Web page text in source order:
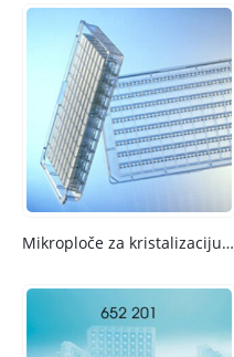
Mikroploče za kristalizaciju proteina